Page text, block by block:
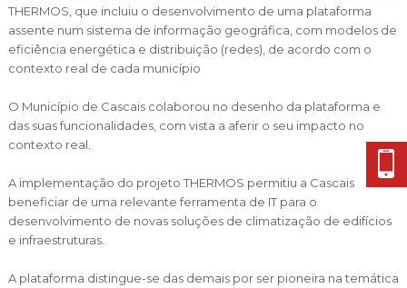
MAPA DO PORTAL
THERMOS, que incluiu o desenvolvimento de uma plataforma
assente num sistema de informação geográfica, com modelos de
eficiência energética e distribuição (redes), de acordo com o
contexto real de cada município
O Município de Cascais colaborou no desenho da plataforma e
das suas funcionalidades, com vista a aferir o seu impacto no
contexto real.
A implementação do projeto THERMOS permitiu a Cascais
beneficiar de uma relevante ferramenta de IT para o
desenvolvimento de novas soluções de climatização de edifícios
e infraestruturas.
A plataforma distingue-se das demais por ser pioneira na temática